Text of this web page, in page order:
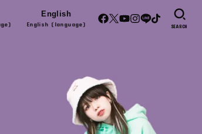
English
English (language) SEARCH